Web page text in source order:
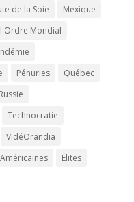
de la Soie
Mexique
Ordre Mondial
Pénuries
Québec
Russie
Technocratie
VidéOrandia
Élites